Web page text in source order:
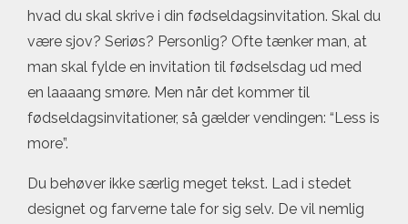
hvad du skal skrive i din fødseldagsinvitation. Skal du
være sjov? Seriøs? Personlig? Ofte tænker man, at
man skal fylde en invitation til fødselsdag ud med
en laaaang smøre. Men når det kommer til
fødseldagsinvitationer, så gælder vendingen: “Less is
more”.
Du behøver ikke særlig meget tekst. Lad i stedet
designet og farverne tale for sig selv. De vil nemlig